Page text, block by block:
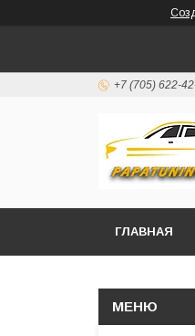
+7 (705) 622-
ГЛАВНАЯ